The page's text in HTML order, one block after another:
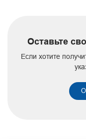
Оставьте
Если хотите